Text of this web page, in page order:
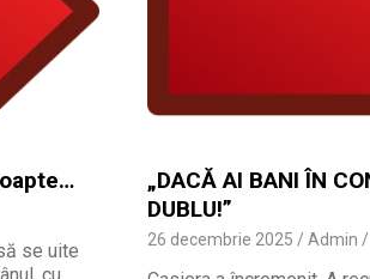
se uite
cu
„DACĂ AI BANI ÎN
DUBLU!”
26 decembrie 2025 Admin